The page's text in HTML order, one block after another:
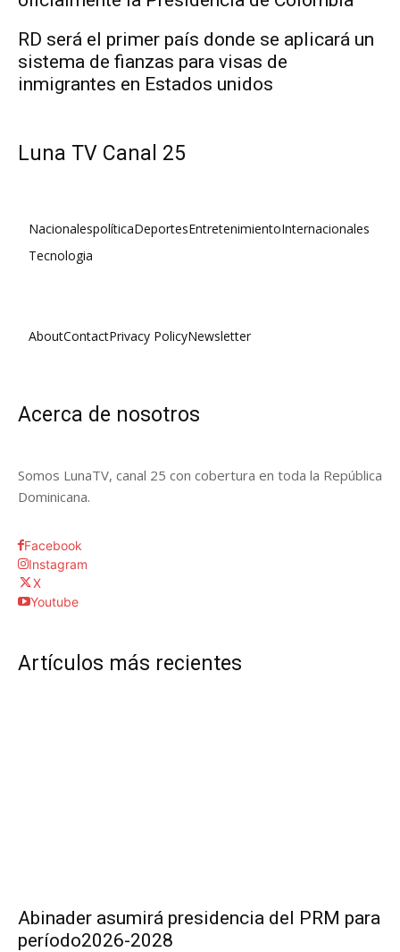
RD será el primer país donde se aplicará un
sistema de fianzas para visas de
inmigrantes en Estados unidos
Luna TV Canal 25
NacionalespolíticaDeportesEntretenimientoInternacionales
Tecnologia
AboutContactPrivacy PolicyNewsletter
Acerca de nosotros
Somos LunaTV, canal 25 con cobertura en toda la República
Dominicana.
Facebook
Instagram
X
Youtube
Artículos más recientes
Abinader asumirá presidencia del PRM para
período2026-2028